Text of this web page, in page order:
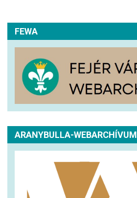
FEWA
ARANYBULLA-WEBARCHÍVUM